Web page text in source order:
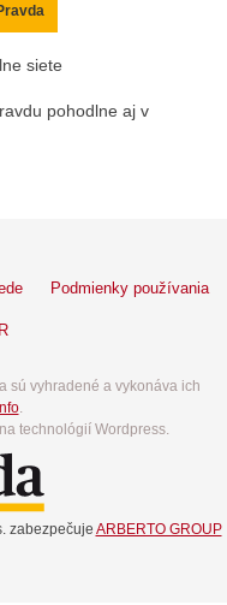
siete
pohodlne aj v
Podmienky používania
sú vyhradené a vykonáva ich
.
technológií Wordpress.
zabezpečuje ARBERTO GROUP